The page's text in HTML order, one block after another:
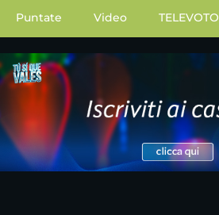
Puntate Video TELEVOTO